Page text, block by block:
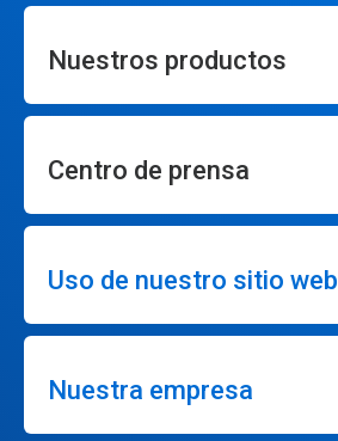
Nuestros productos
Centro de prensa
Uso de nuestro sitio web
Nuestra empresa